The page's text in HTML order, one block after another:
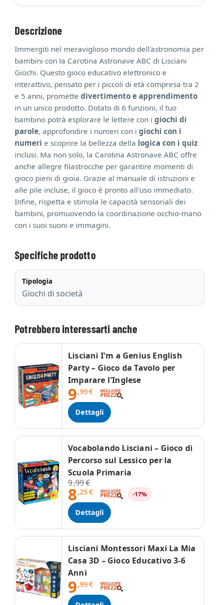
Descrizione
Immergiti nel meraviglioso mondo dell'astronomia per
bambini con la Carotina Astronave ABC di Lisciani
Giochi. Questo gioco educativo elettronico e
interattivo, pensato per i piccoli di età compresa tra 2
e 5 anni, promette divertimento e apprendimento
in un unico prodotto. Dotato di 6 funzioni, il tuo
bambino potrà esplorare le lettere con i giochi di
parole, approfondire i numeri con i giochi con i
numeri e scoprire la bellezza della logica con i quiz
inclusi. Ma non solo, la Carotina Astronave ABC offre
anche allegre filastrocche per garantire momenti di
gioco pieni di gioia. Grazie al manuale di istruzioni e
alle pile incluse, il gioco è pronto all'uso immediato.
Infine, rispetta e stimola le capacità sensoriali dei
bambini, promuovendo la coordinazione occhio-mano
con i suoi suoni e immagini.
Specifiche prodotto
Tipologia
Giochi di società
Potrebbero interessarti anche
Lisciani I'm a Genius English
Party – Gioco da Tavolo per
Imparare l'Inglese
9,99€
Dettagli
Vocabolando Lisciani – Gioco di
Percorso sul Lessico per la
Scuola Primaria
9,99€
8,25€ -17%
Dettagli
Lisciani Montessori Maxi La Mia
Casa 3D – Gioco Educativo 3-6
Anni
9,99€